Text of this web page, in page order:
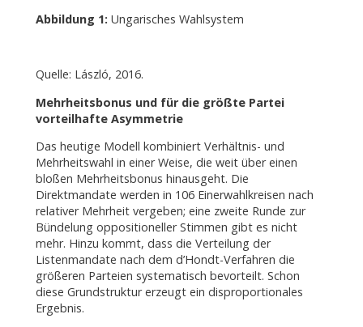
Abbildung 1: Ungarisches Wahlsystem
Quelle: László, 2016.
Mehrheitsbonus und für die größte Partei
vorteilhafte Asymmetrie
Das heutige Modell kombiniert Verhältnis- und
Mehrheitswahl in einer Weise, die weit über einen
bloßen Mehrheitsbonus hinausgeht. Die
Direktmandate werden in 106 Einerwahlkreisen nach
relativer Mehrheit vergeben; eine zweite Runde zur
Bündelung oppositioneller Stimmen gibt es nicht
mehr. Hinzu kommt, dass die Verteilung der
Listenmandate nach dem d’Hondt-Verfahren die
größeren Parteien systematisch bevorteilt. Schon
diese Grundstruktur erzeugt ein disproportionales
Ergebnis.